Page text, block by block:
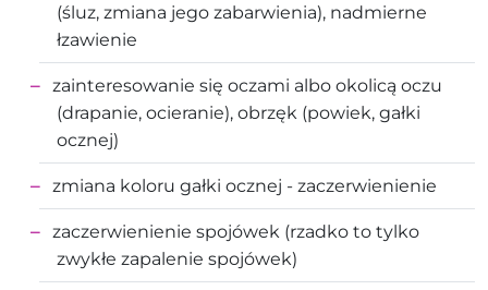
(śluz, zmiana jego zabarwienia), nadmierne
łzawienie
zainteresowanie się oczami albo okolicą oczu
(drapanie, ocieranie), obrzęk (powiek, gałki
ocznej)
zmiana koloru gałki ocznej - zaczerwienienie
zaczerwienienie spojówek (rzadko to tylko
zwykłe zapalenie spojówek)